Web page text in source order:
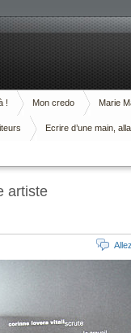
! Mon credo Marie
Ecrire d’une main,
artiste